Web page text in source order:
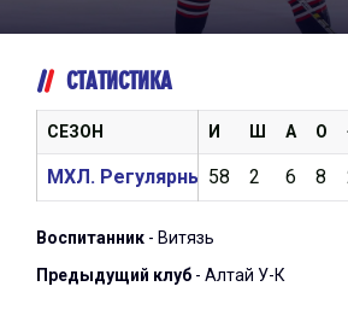
СТАТИСТИКА
И Ш А О
58 2 6 8
СЕЗОН
МХЛ. Регулярный чемпионат
Воспитанник - Витязь
Предыдущий клуб - Алтай У-К